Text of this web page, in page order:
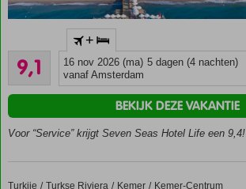
Direct aan
privéstrand
5
verfrissende
Voortreffelijke
Animatie
voor
9,1
Uitstekend
11
beoordelingen
+
16 nov 2026 (ma) 5 dagen (4 nachten)
vanaf Amsterdam
Voor “Service” krijgt Seven Seas Hotel Life een 9,4!
BEKIJK DEZE VAKANTIE
Home
Turkije Turkse Riviera Kemer Kemer-Centrum
Crystal Aura Beach